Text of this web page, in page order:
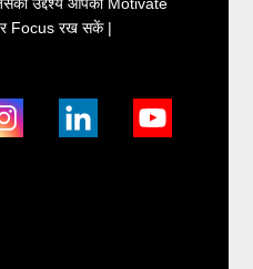
Focus रख सकें |